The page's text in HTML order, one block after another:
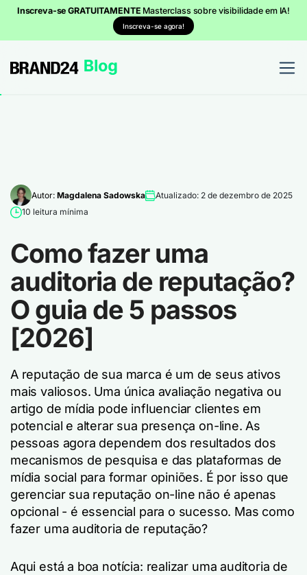
Inscreva-se GRATUITAMENTE Masterclass sobre visibilidade em IA!
Inscreva-se agora!
Autor: Magdalena Sadowska
Atualizado: 2 de dezembro de 2025
10 leitura mínima
Como fazer uma
auditoria de reputação?
O guia de 5 passos
[2026]
A reputação de sua marca é um de seus ativos
mais valiosos. Uma única avaliação negativa ou
artigo de mídia pode influenciar clientes em
potencial e alterar sua presença on-line. As
pessoas agora dependem dos resultados dos
mecanismos de pesquisa e das plataformas de
mídia social para formar opiniões. É por isso que
gerenciar sua reputação on-line não é apenas
opcional - é essencial para o sucesso. Mas como
fazer uma auditoria de reputação?
Aqui está a boa notícia: realizar uma auditoria de